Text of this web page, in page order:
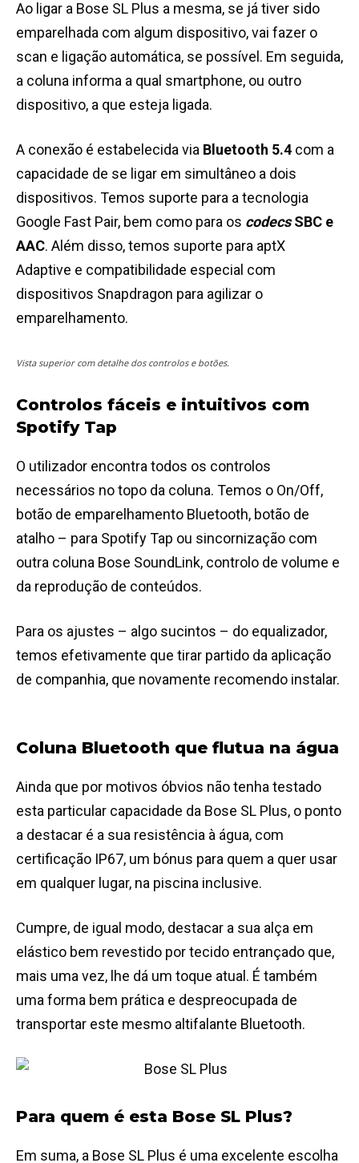
Ao ligar a Bose SL Plus a mesma, se já tiver sido
emparelhada com algum dispositivo, vai fazer o
scan e ligação automática, se possível. Em seguida,
a coluna informa a qual smartphone, ou outro
dispositivo, a que esteja ligada.
A conexão é estabelecida via Bluetooth 5.4 com a
capacidade de se ligar em simultâneo a dois
dispositivos. Temos suporte para a tecnologia
Google Fast Pair, bem como para os codecsSBC e
AAC. Além disso, temos suporte para aptX
Adaptive e compatibilidade especial com
dispositivos Snapdragon para agilizar o
emparelhamento.
Vista superior com detalhe dos controlos e botões.
Controlos fáceis e intuitivos com
Spotify Tap
O utilizador encontra todos os controlos
necessários no topo da coluna. Temos o On/Off,
botão de emparelhamento Bluetooth, botão de
atalho – para Spotify Tap ou sincornização com
outra coluna Bose SoundLink, controlo de volume e
da reprodução de conteúdos.
Para os ajustes – algo sucintos – do equalizador,
temos efetivamente que tirar partido da aplicação
de companhia, que novamente recomendo instalar.
Coluna Bluetooth que flutua na água
Ainda que por motivos óbvios não tenha testado
esta particular capacidade da Bose SL Plus, o ponto
a destacar é a sua resistência à água, com
certificação IP67, um bónus para quem a quer usar
em qualquer lugar, na piscina inclusive.
Cumpre, de igual modo, destacar a sua alça em
elástico bem revestido por tecido entrançado que,
mais uma vez, lhe dá um toque atual. É também
uma forma bem prática e despreocupada de
transportar este mesmo altifalante Bluetooth.
Para quem é esta Bose SL Plus?
Em suma, a Bose SL Plus é uma excelente escolha